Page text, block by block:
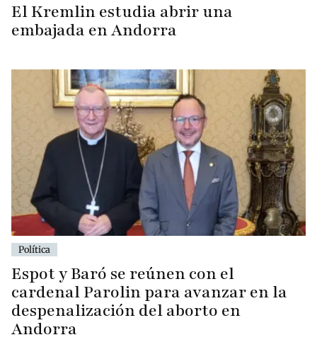
El Kremlin estudia abrir una
embajada en Andorra
Política
Espot y Baró se reúnen con el
cardenal Parolin para avanzar en la
despenalización del aborto en
Andorra